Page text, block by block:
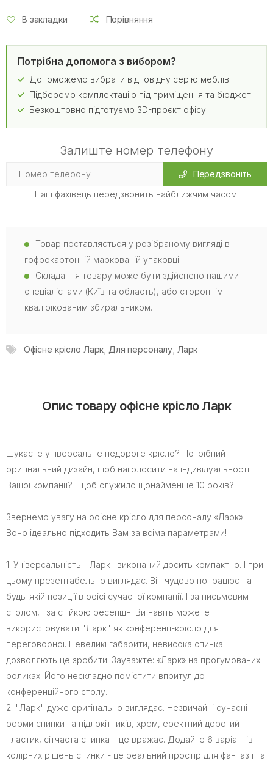
В закладки Порівняння
Потрібна допомога з вибором?
Допоможемо вибрати відповідну серію меблів
Підберемо комплектацію під приміщення та бюджет
Безкоштовно підготуємо 3D-проєкт офісу
Залиште номер телефону
Передзвоніть
Наш фахівець передзвонить найближчим часом.
Товар поставляється у розібраному вигляді в
гофрокартонній маркованій упаковці.
Складання товару може бути здійснено нашими
спеціалістами (Київ та область), або стороннім
кваліфікованим збиральником.
Офісне крісло Ларк Для персоналу Ларк
Опис товару офісне крісло Ларк
Шукаєте універсальне недороге крісло? Потрібний
оригінальний дизайн, щоб наголосити на індивідуальності
Вашої компанії? І щоб служило щонайменше 10 років?
Звернемо увагу на офісне крісло для персоналу «Ларк».
Воно ідеально підходить Вам за всіма параметрами!
1. Універсальність. "Ларк" виконаний досить компактно. І при
цьому презентабельно виглядає. Він чудово попрацює на
будь-якій позиції в офісі сучасної компанії. І за письмовим
столом, і за стійкою ресепшн. Ви навіть можете
використовувати "Ларк" як конференц-крісло для
переговорної. Невеликі габарити, невисока спинка
дозволяють це зробити. Зауважте: «Ларк» на прогумованих
роликах! Його нескладно помістити впритул до
конференційного столу.
2. "Ларк" дуже оригінально виглядає. Незвичайні сучасні
форми спинки та підлокітників, хром, ефектний дорогий
пластик, сітчаста спинка – це вражає. Додайте 6 варіантів
колірних рішень спинки - це реальний простір для фантазії та